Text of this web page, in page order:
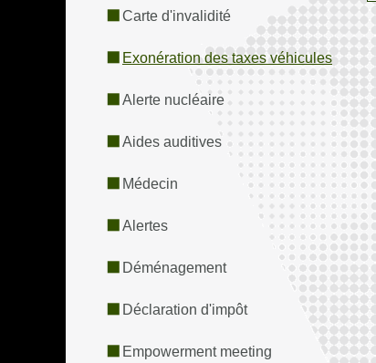
Carte d'invalidité
Exonération des taxes véhicules
Alerte nucléaire
Aides auditives
Médecin
Alertes
Déménagement
Déclaration d'impôt
Empowerment meeting